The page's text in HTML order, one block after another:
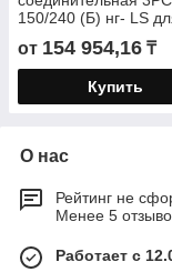
150/240 (Б) нг- LS
кабелей «нг-LS» с
изоляцией до 10 кВ с
от 154 954,16 ₸
Купить
О нас
Рейтинг не
Менее 5
Работает с